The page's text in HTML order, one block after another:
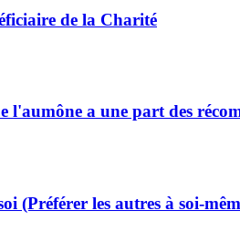
de la Charité
l'aumône a une part des
(Préférer les autres à soi-